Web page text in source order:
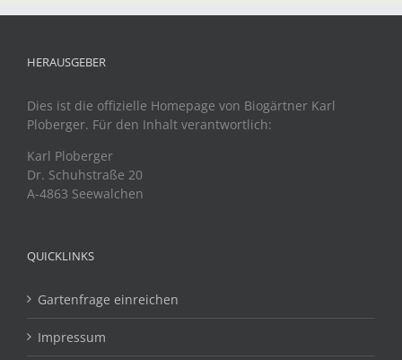
HERAUSGEBER
Dies ist die offizielle Homepage von Biogärtner Karl
Ploberger. Für den Inhalt verantwortlich:
Karl Ploberger
Dr. Schuhstraße 20
A-4863 Seewalchen
QUICKLINKS
Gartenfrage einreichen
Impressum